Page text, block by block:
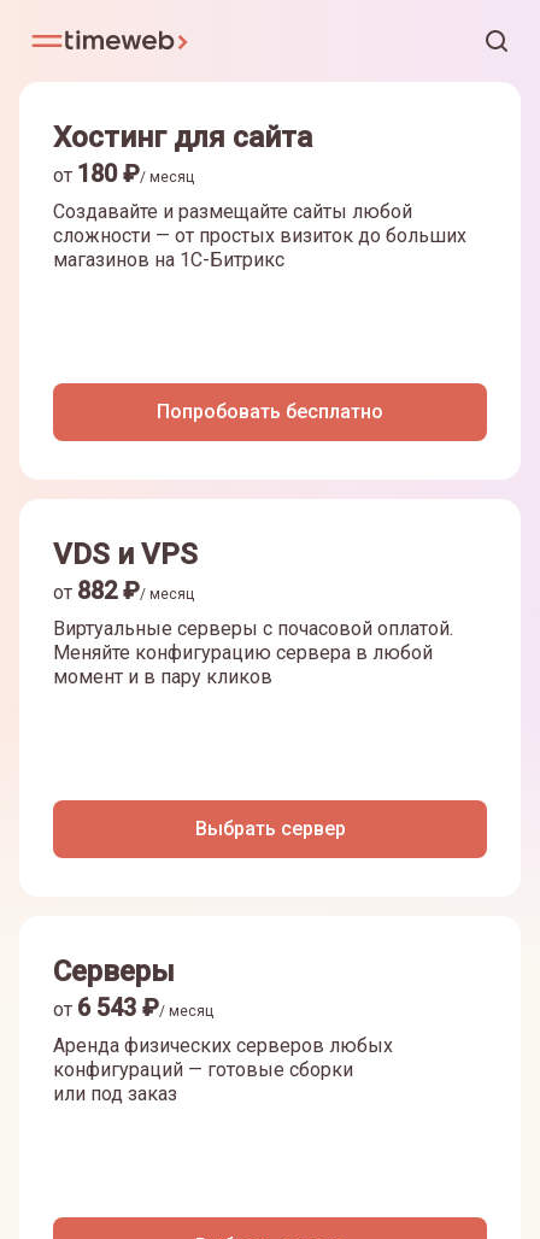
Хостинг для сайта
от 180₽/ месяц
Создавайте и размещайте сайты любой
сложности — от простых визиток до больших
магазинов на 1С-Битрикс
Попробовать бесплатно
VDS и VPS
от 882₽/ месяц
Виртуальные серверы с почасовой оплатой.
Меняйте конфигурацию сервера в любой
момент и в пару кликов
Выбрать сервер
Серверы
от 6 543 ₽/ месяц
Аренда физических серверов любых
конфигураций — готовые сборки
или под заказ